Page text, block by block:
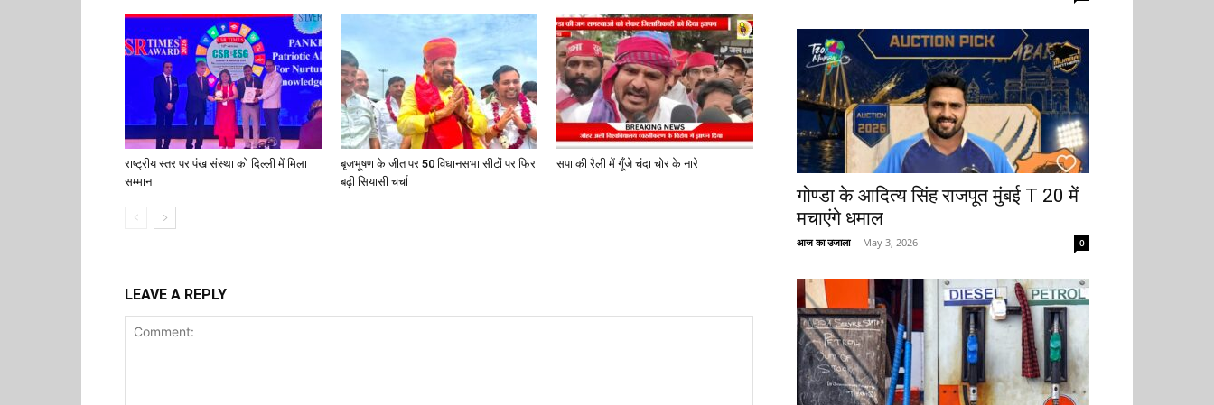
राष्ट्रीय स्तर पर पंख संस्था को दिल्ली में मिला
सम्मान
बृजभूषण के जीत पर 50 विधानसभा सीटों पर फिर
बढ़ी सियासी चर्चा
सपा की रैली में गूँजे चंदा चोर के नारे
LEAVE A REPLY
गोण्डा के आदित्य सिंह राजपूत मुंबई T 20 में
मचाएंगे धमाल
आज का उजाला - May 3, 2026 0